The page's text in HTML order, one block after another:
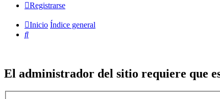
Registrarse
Inicio Índice general
Buscar
El administrador del sitio requiere que